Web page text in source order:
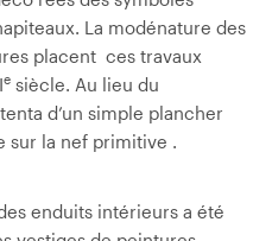
La modénature des
placent ces travaux
e siècle. Au lieu du
d’un simple plancher
sur la nef primitive .
enduits intérieurs a été